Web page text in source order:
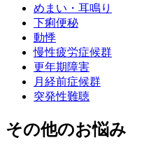
めまい・耳鳴り
下痢便秘
動悸
慢性疲労症候群
更年期障害
月経前症候群
突発性難聴
その他のお悩み